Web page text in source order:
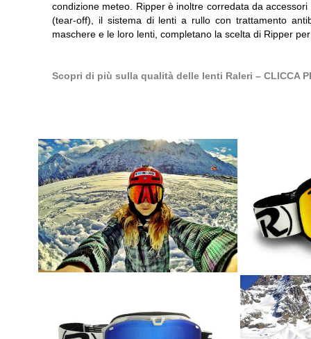
condizione meteo. Ripper è inoltre corredata da
(tear-off), il sistema di lenti a rullo con trattamento
maschere e le loro lenti, completano la scelta di Ripper
Scopri di più sulla qualità delle lenti Raleri – CLICCA